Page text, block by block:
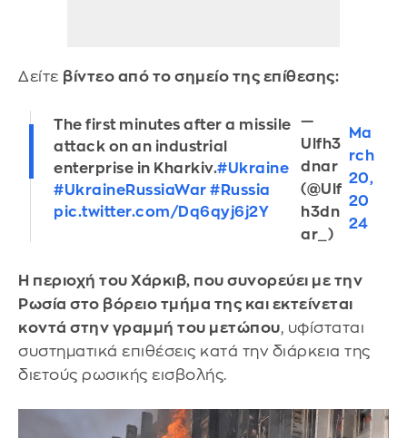
Δείτε βίντεο από το σημείο της επίθεσης:
The first minutes after a missile
attack on an industrial
enterprise in Kharkiv.#Ukraine️
#UkraineRussiaWar #Russia
pic.twitter.com/Dq6qyj6j2Y
—
Ulfh3
dnar
(@Ulf
h3dn
ar_)
Ma
rch
20,
20
24
Η περιοχή του Χάρκιβ, που συνορεύει με την
Ρωσία στο βόρειο τμήμα της και εκτείνεται
κοντά στην γραμμή του μετώπου, υφίσταται
συστηματικά επιθέσεις κατά την διάρκεια της
διετούς ρωσικής εισβολής.